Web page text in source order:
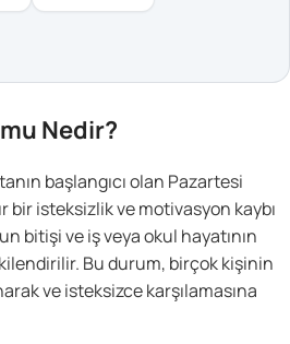
Nedir?
başlangıcı olan Pazartesi
bir isteksizlik ve motivasyon kaybı
bitişi ve iş veya okul hayatının
Bu durum, birçok kişinin
ve isteksizce karşılamasına